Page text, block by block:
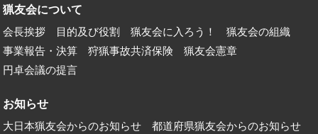
猟友会について
会長挨拶 目的及び役割 猟友会に入ろう！
猟友会の組織
事業報告・決算
狩猟事故共済保険
猟友会憲章
円卓会議の提言
お知らせ
大日本猟友会からのお知らせ 都道府県猟友会からのお知らせ